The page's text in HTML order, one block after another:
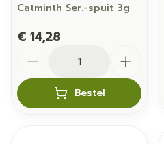
Catminth Ser.-spuit 3g
€ 14,28
Bestel